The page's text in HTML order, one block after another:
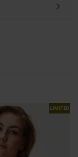
LIMITED